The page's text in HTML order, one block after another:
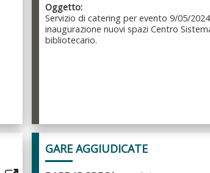
Oggetto:
Servizio di catering per evento 9/05/
inaugurazione nuovi spazi Centro
bibliotecario.
GARE AGGIUDICATE